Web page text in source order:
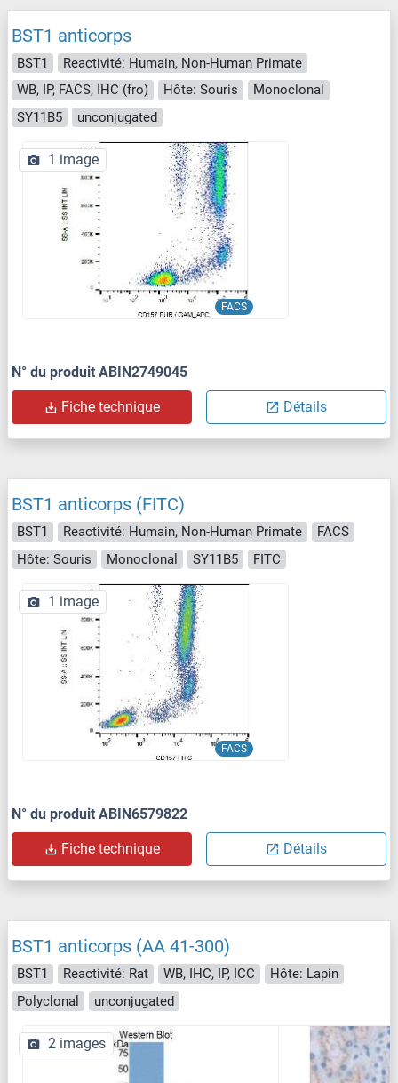
BST1 anticorps
BST1
Reactivité: Humain, Non-Human Primate
WB, IP, FACS, IHC (fro)
Hôte: Souris
Monoclonal
SY11B5
unconjugated
FACS
1 image
N° du produit ABIN2749045
Fiche technique Détails
BST1 anticorps (FITC)
BST1 Reactivité: Humain, Non-Human Primate
FACS
Hôte: Souris
Monoclonal SY11B5 FITC
FACS
1 image
N° du produit ABIN6579822
Fiche technique Détails
BST1 anticorps (AA 41-300)
BST1 Reactivité: Rat WB, IHC, IP, ICC
Hôte: Lapin
Polyclonal
unconjugated
2 images